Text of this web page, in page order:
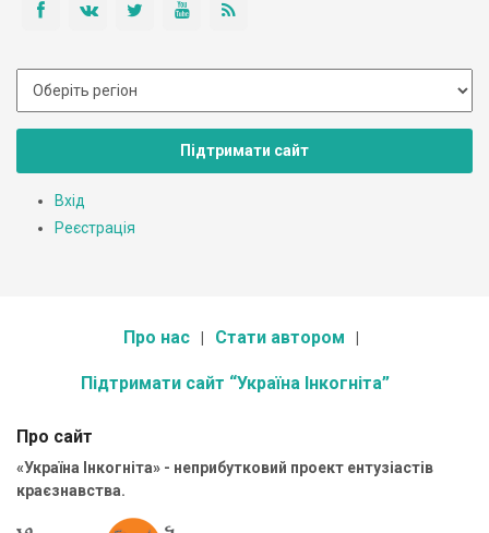
Підтримати сайт
Вхід
Реєстрація
Про нас Стати автором
Підтримати сайт “Україна Інкогніта”
Про сайт
«Україна Інкогніта» - неприбутковий проект ентузіастів
краєзнавства.